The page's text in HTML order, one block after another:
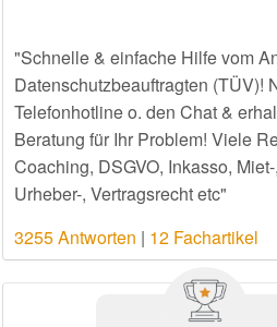
"Schnelle & einfache Hilfe vom
Datenschutzbeauftragten (TÜV)!
Telefonhotline o. den Chat &
Beratung für Ihr Problem! Viele
Coaching, DSGVO, Inkasso,
Urheber-, Vertragsrecht etc"
3255 Antworten | 12 Fachartikel